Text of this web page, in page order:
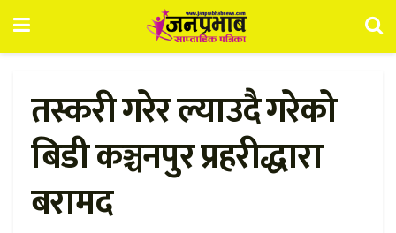
तस्करी गरेर ल्याउदै गरेको
बिडी कञ्चनपुर प्रहरीद्धारा
बरामद